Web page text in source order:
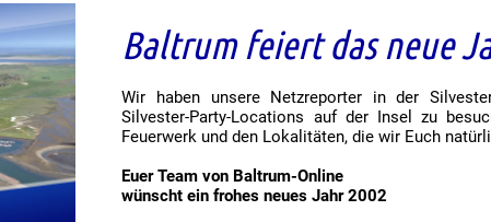
Baltrum feiert das neue
Wir haben unsere Netzreporter in der
Silvester-Party-Locations auf der Insel zu
Feuerwerk und den Lokalitäten, die wir Euch
Euer Team von Baltrum-Online
wünscht ein frohes neues Jahr 2002